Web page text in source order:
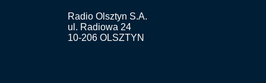
Radio Olsztyn S.A.
ul. Radiowa 24
10-206 OLSZTYN